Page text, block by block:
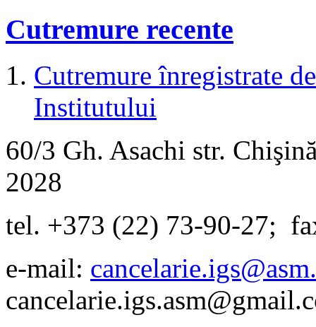
Cutremure recente
Cutremure înregistrate
Institutului
60/3 Gh. Asachi str.
2028
tel. +373 (22) 73-90-27;
e-mail: